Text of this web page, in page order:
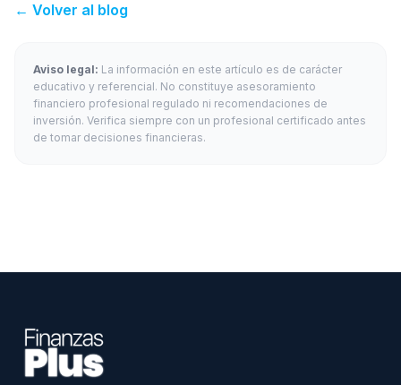
← Volver al blog
Aviso legal: La información en este artículo es de carácter
educativo y referencial. No constituye asesoramiento
financiero profesional regulado ni recomendaciones de
inversión. Verifica siempre con un profesional certificado antes
de tomar decisiones financieras.